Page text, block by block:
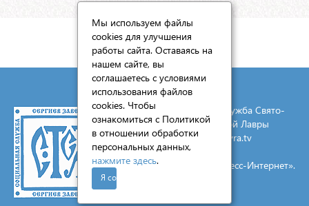
КАРТА САЙТА
© 2026 Социальная служба Свято-
Троицкой Сергиевой Лавры
E-mail:mail@lavra.tv
Создание сайта - «Экспресс-Интернет».
Мы используем файлы
cookies для улучшения
работы сайта. Оставаясь на
нашем сайте, вы
соглашаетесь с условиями
использования файлов
cookies. Чтобы
ознакомиться с Политикой
в отношении обработки
персональных данных,
нажмите здесь.
Я согласен